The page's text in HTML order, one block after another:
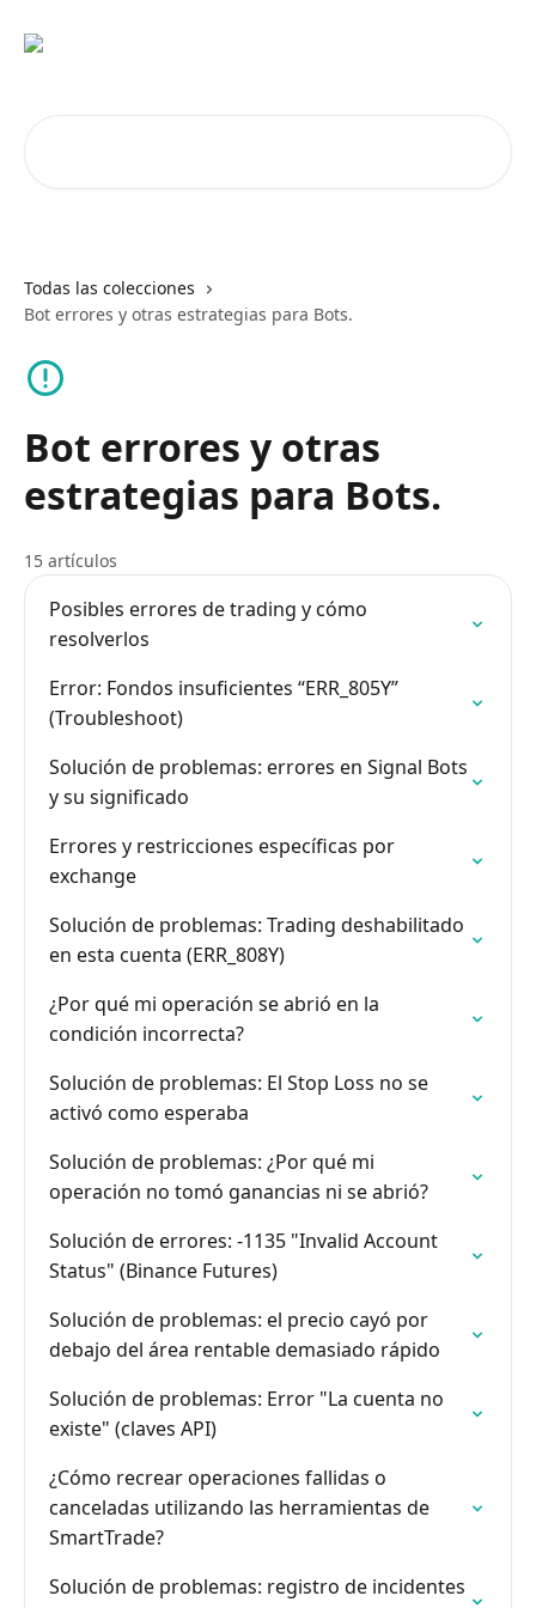
Todas las colecciones
Bot errores y otras estrategias para Bots.
Bot errores y otras
estrategias para Bots.
15 artículos
Posibles errores de trading y cómo
resolverlos
Error: Fondos insuficientes “ERR_805Y”
(Troubleshoot)
Solución de problemas: errores en Signal Bots
y su significado
Errores y restricciones específicas por
exchange
Solución de problemas: Trading deshabilitado
en esta cuenta (ERR_808Y)
¿Por qué mi operación se abrió en la
condición incorrecta?
Solución de problemas: El Stop Loss no se
activó como esperaba
Solución de problemas: ¿Por qué mi
operación no tomó ganancias ni se abrió?
Solución de errores: -1135 "Invalid Account
Status" (Binance Futures)
Solución de problemas: el precio cayó por
debajo del área rentable demasiado rápido
Solución de problemas: Error "La cuenta no
existe" (claves API)
¿Cómo recrear operaciones fallidas o
canceladas utilizando las herramientas de
SmartTrade?
Solución de problemas: registro de incidentes